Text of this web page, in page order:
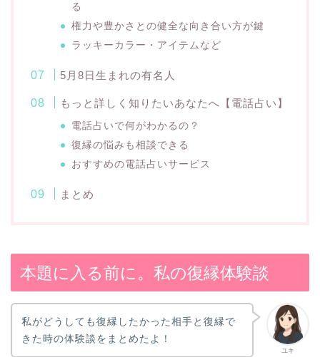
る
権力や豊かさとの健全な向き合い方が鍵
ラッキーカラー・アイテムなど
5月8日生まれの有名人
もっと詳しく知りたいあなたへ【電話占い】
電話占いで何がわかるの？
復縁の悩みも相談できる
おすすめの電話占いサービス
まとめ
本題に入る前に。私の復縁体験談
ユキ
私がどうしても復縁したかった相手と復縁で
きた時の体験談をまとめたよ！